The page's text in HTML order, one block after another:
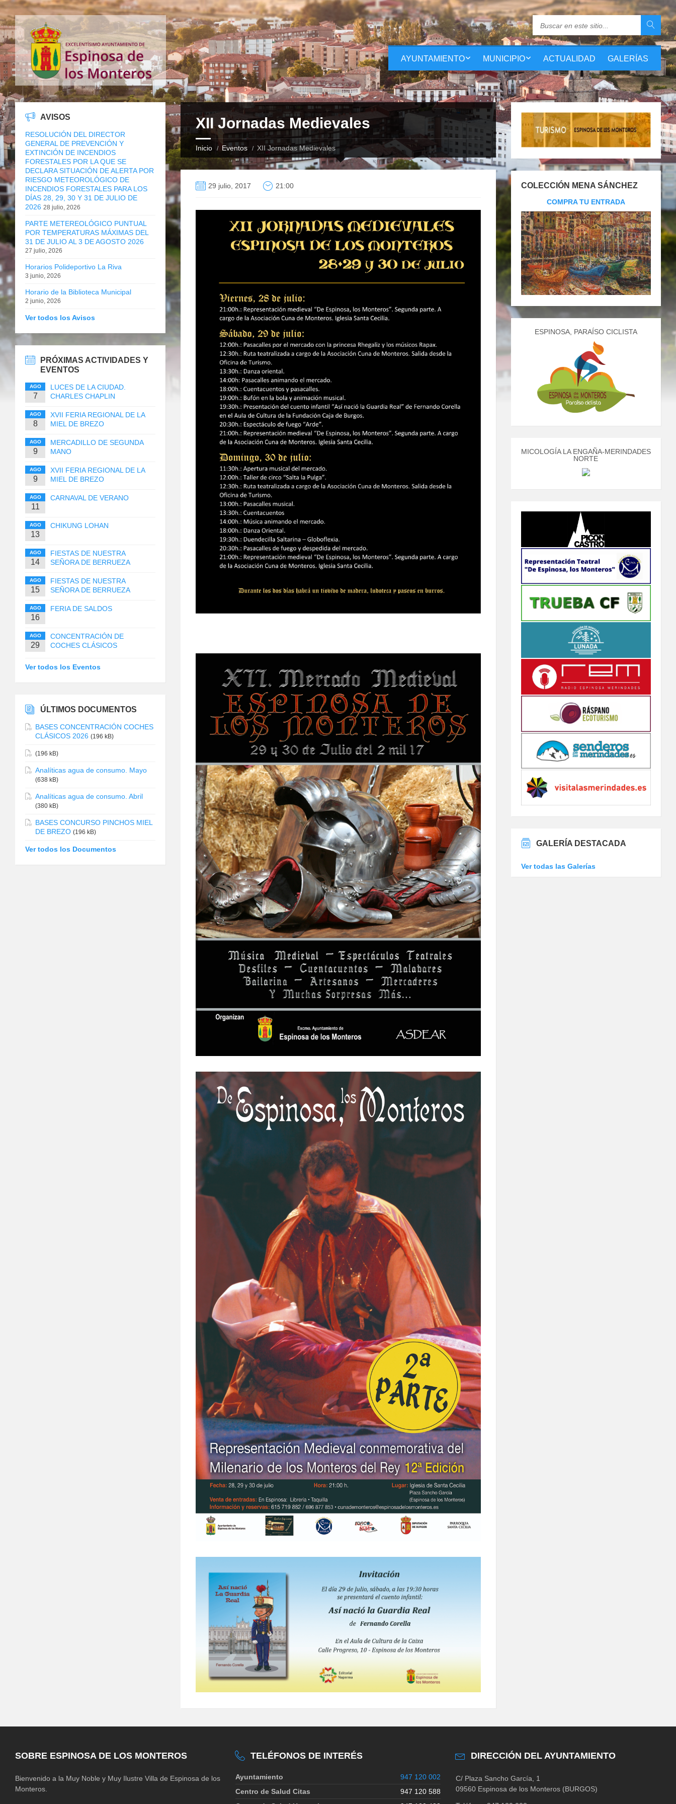
AYUNTAMIENTO MUNICIPIO ACTUALIDAD GALERÍAS
XII Jornadas Medievales
Inicio Eventos XII Jornadas Medievales
29 julio, 2017 21:00
AVISOS
RESOLUCIÓN DEL DIRECTOR
GENERAL DE PREVENCIÓN Y
EXTINCIÓN DE INCENDIOS
FORESTALES POR LA QUE SE
DECLARA SITUACIÓN DE ALERTA POR
RIESGO METEOROLÓGICO DE
INCENDIOS FORESTALES PARA LOS
DÍAS 28, 29, 30 Y 31 DE JULIO DE
2026 28 julio, 2026
PARTE METEREOLÓGICO PUNTUAL
POR TEMPERATURAS MÁXIMAS DEL
31 DE JULIO AL 3 DE AGOSTO 2026
27 julio, 2026
Horarios Polideportivo La Riva
3 junio, 2026
Horario de la Biblioteca Municipal
2 junio, 2026
Ver todos los Avisos
PRÓXIMAS ACTIVIDADES Y
EVENTOS
AGO
7
LUCES DE LA CIUDAD.
CHARLES CHAPLIN
AGO
8
XVII FERIA REGIONAL DE LA
MIEL DE BREZO
AGO
9
MERCADILLO DE SEGUNDA
MANO
AGO
9
XVII FERIA REGIONAL DE LA
MIEL DE BREZO
AGO
11
CARNAVAL DE VERANO
AGO
13
CHIKUNG LOHAN
AGO
14
FIESTAS DE NUESTRA
SEÑORA DE BERRUEZA
AGO
15
FIESTAS DE NUESTRA
SEÑORA DE BERRUEZA
AGO
16
FERIA DE SALDOS
AGO
29
CONCENTRACIÓN DE
COCHES CLÁSICOS
Ver todos los Eventos
ÚLTIMOS DOCUMENTOS
BASES CONCENTRACIÓN COCHES
CLÁSICOS 2026 (196 kB)
(196 kB)
Analíticas agua de consumo. Mayo
(638 kB)
Analíticas agua de consumo. Abril
(380 kB)
BASES CONCURSO PINCHOS MIEL
DE BREZO (196 kB)
Ver todos los Documentos
COLECCIÓN MENA SÁNCHEZ
COMPRA TU ENTRADA
ESPINOSA, PARAÍSO CICLISTA
MICOLOGÍA LA ENGAÑA-MERINDADES
NORTE
GALERÍA DESTACADA
Ver todas las Galerías
SOBRE ESPINOSA DE LOS MONTEROS
Bienvenido a la Muy Noble y Muy Ilustre Villa de Espinosa de los
Monteros.
TELÉFONOS DE INTERÉS
Ayuntamiento
947 120 002
Centro de Salud Citas
947 120 588
DIRECCIÓN DEL AYUNTAMIENTO
C/ Plaza Sancho García, 1
09560 Espinosa de los Monteros (BURGOS)